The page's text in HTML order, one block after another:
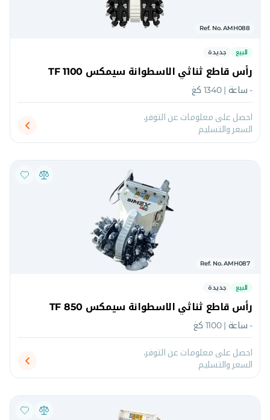
Ref. No. AMH088
للبيع
جديدة
رأس قاطع ثناثي الاسطوانة سيمكس TF 1100
- ساعة | 1340 كغ
احصل على معلومات عن التوفر،
السعر والتسليم
Ref. No. AMH087
للبيع
جديدة
رأس قاطع ثناثي الاسطوانة سيمكس TF 850
- ساعة | 1100 كغ
احصل على معلومات عن التوفر،
السعر والتسليم